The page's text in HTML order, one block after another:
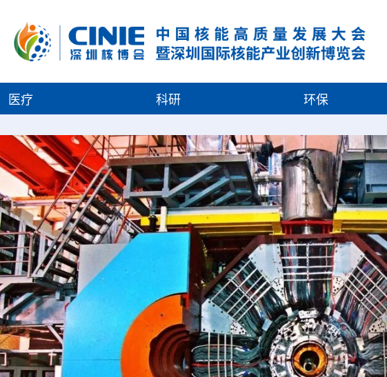
医疗 科研 环保